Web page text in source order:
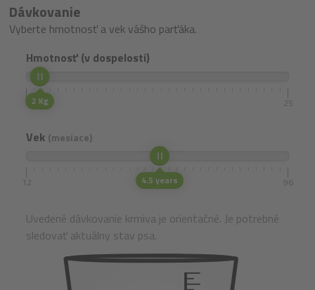
Dávkovanie
Vyberte hmotnosť a vek vášho parťáka.
Hmotnosť (v dospelosti)
2 Kg
1 25
Vek (mesiace)
4.5 years
12 96
Uvedené dávkovanie krmiva je orientačné. Je potrebné
sledovať aktuálny stav psa.